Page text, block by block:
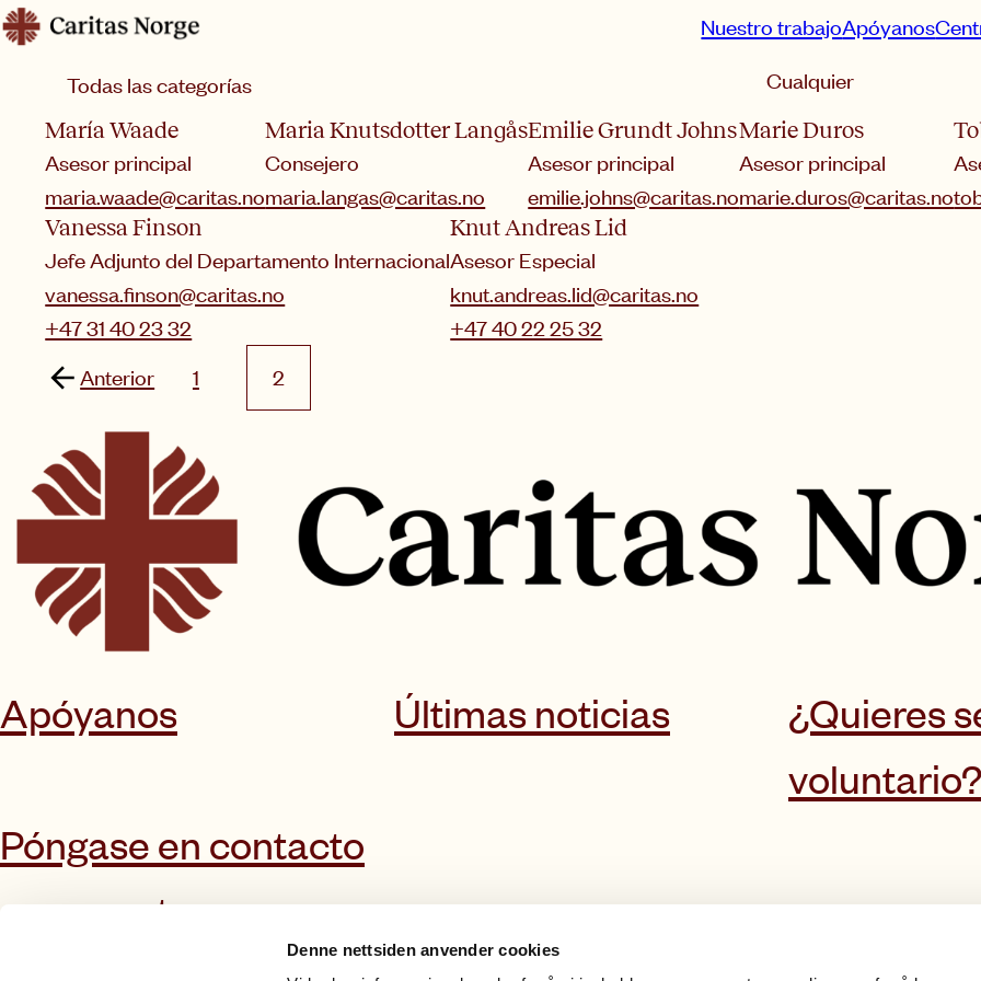
Denne nettsiden anvender cookies
Hopp
tilCaritas
Nuestro trabajoApóyanos
Ordenar por
Cualquier
María Waade
Asesor principal
maria.waade@caritas.no
Maria Knutsdotter Langås
Consejero
maria.langas@caritas.no
Emilie Grundt Johns
Asesor principal
emilie.johns@caritas.no
Marie Duros
Asesor principal
marie.duros@caritas.no
Vanessa Finson
Jefe Adjunto del Departamento Internacional
vanessa.finson@caritas.no
+47 31 40 23 32
Knut Andreas Lid
Asesor Especial
knut.andreas.lid@caritas.no
+47 40 22 25 32
Anterior
1 2
Apóyanos Últimas noticias
¿Quieres
voluntario?
Póngase en contacto
con nosotros